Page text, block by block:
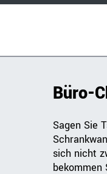
Büro-
Sagen Sie
sich nicht
bekommen